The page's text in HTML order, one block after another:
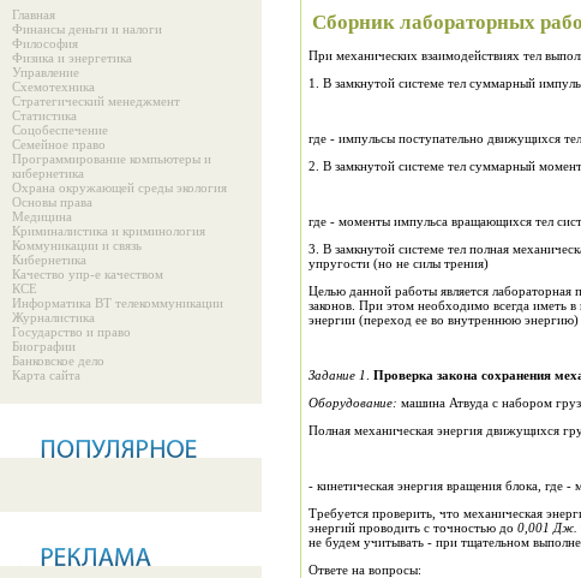
Главная
Финансы деньги и налоги
Философия
Физика и энергетика
Управление
Схемотехника
Стратегический менеджмент
Статистика
Соцобеспечение
Семейное право
Программирование компьютеры и
кибернетика
Охрана окружающей среды экология
Основы права
Медицина
Криминалистика и криминология
Коммуникации и связь
Кибернетика
Качество упр-е качеством
КСЕ
Информатика ВТ телекоммуникации
Журналистика
Государство и право
Биографии
Банковское дело
Карта сайта
Сборник лабораторных
При механических взаимодействиях тел
1. В замкнутой системе тел суммарный
где - импульсы поступательно движущихся
2. В замкнутой системе тел суммарный
где - моменты импульса вращающихся тел
3. В замкнутой системе тел полная
упругости (но не силы трения)
Целью данной работы является лабораторная
законов. При этом необходимо всегда иметь
Задание 1
Проверка закона сохранения
Оборудование: машина Атвуда с набором
Полная механическая энергия движущихся
-
Требуется проверить, что механическая
энергий проводить с точностью до 0,001 Дж.
не будем учитывать - при тщательном
Ответе на вопросы: